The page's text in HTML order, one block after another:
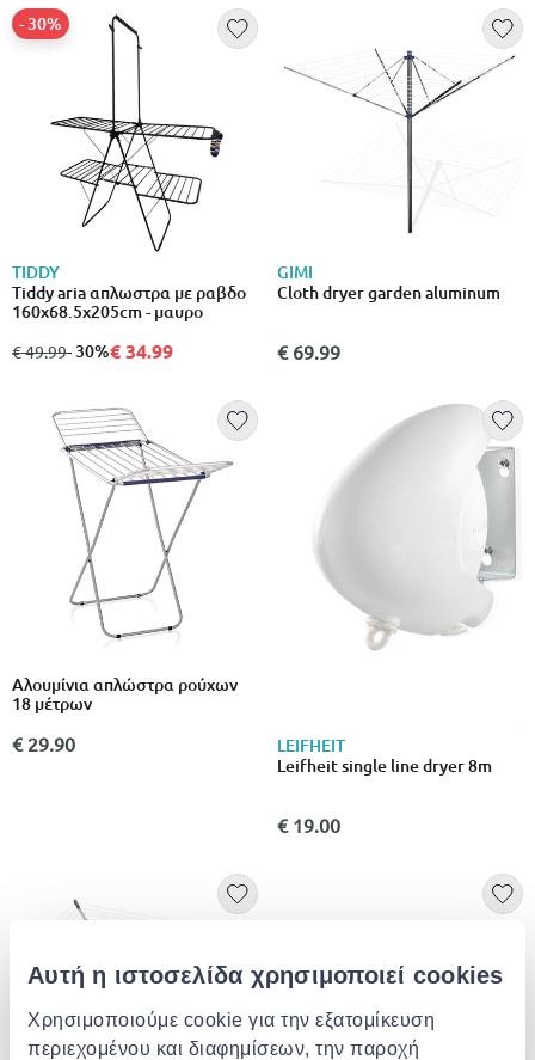
Αυτή η ιστοσελίδα χρησιμοποιεί cookies
Χρησιμοποιούμε cookie για την εξατομίκευση
περιεχομένου και διαφημίσεων, την παροχή
TIDDY
Tiddy aria απλωστρα με ραβδο
160x68.5x205cm - μαυρο
από
€ 49.99σε
- 30%
- 30%€ 34.99
GIMI
Cloth dryer garden aluminum
€ 69.99
Αλουμίνια απλώστρα ρούχων
18 μέτρων
€ 29.90
LEIFHEIT
Leifheit single line dryer 8m
€ 19.00